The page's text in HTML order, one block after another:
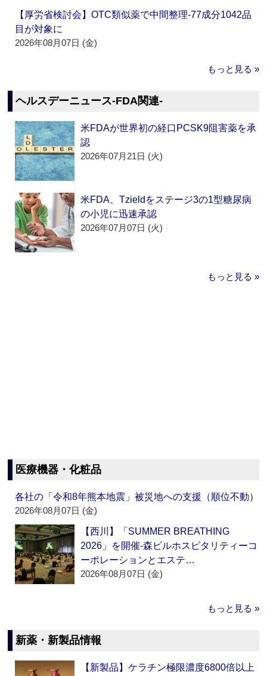
【厚労省検討会】OTC類似薬で中間整理‐77成分1042品
目が対象に
2026年08月07日 (金)
もっと見る »
ヘルスデーニュース‐FDA関連‐
米FDAが世界初の経口PCSK9阻害薬を承
認
2026年07月21日 (火)
米FDA、Tzieldをステージ3の1型糖尿病
の小児に迅速承認
2026年07月07日 (火)
もっと見る »
医療機器・化粧品
各社の「令和8年熊本地震」被災地への支援（順位不動）
2026年08月07日 (金)
【西川】「SUMMER BREATHING
2026」を開催‐森ビルホスピタリティーコ
ーポレーションとエステ…
2026年08月07日 (金)
もっと見る »
新薬・新製品情報
【新製品】ケラチン極限濃度6800倍以上